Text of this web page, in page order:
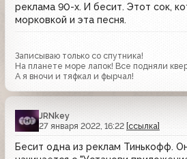
реклама 90-х. И бесит. Этот сок,
морковкой и эта песня.
Записываю только со спутника!
На планете море лапок! Все подняли
А я вночи и тяфкал и фырчал!
JRNkey
27 января 2022, 16:22 [ссылка]
Бесит одна из реклам Тинькофф.